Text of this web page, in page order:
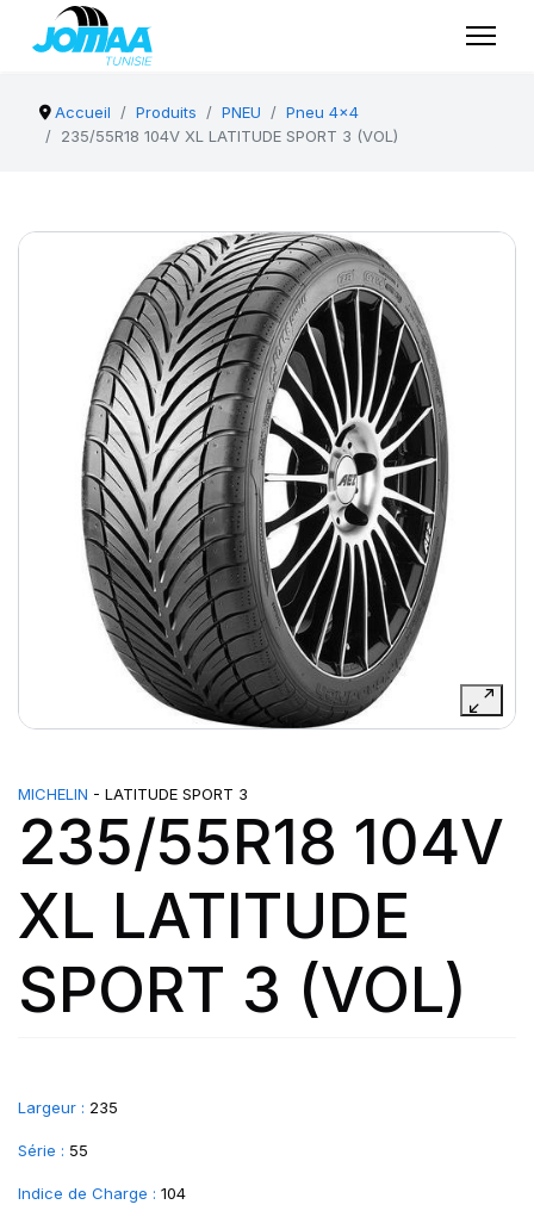
Accueil Produits PNEU
Pneu 4x4
235/55R18 104V XL LATITUDE SPORT 3 (VOL)
MICHELIN - LATITUDE SPORT 3
235/55R18 104V
XL LATITUDE
SPORT 3 (VOL)
Largeur : 235
Série : 55
Indice de Charge : 104